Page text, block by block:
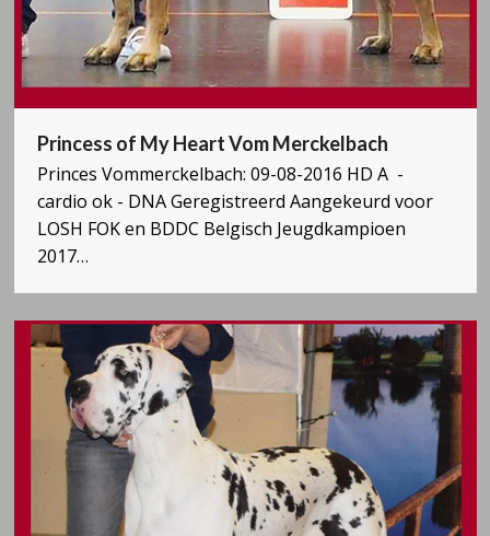
Princess of My Heart Vom Merckelbach
Princes Vommerckelbach: 09-08-2016 HD A -
cardio ok - DNA Geregistreerd Aangekeurd voor
LOSH FOK en BDDC Belgisch Jeugdkampioen
2017…